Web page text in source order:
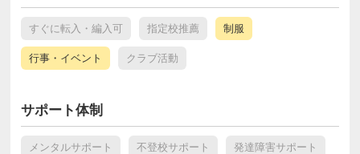
すぐに転入・編入可 指定校推薦 制服
行事・イベント クラブ活動
サポート体制
メンタルサポート 不登校サポート 発達障害サポート